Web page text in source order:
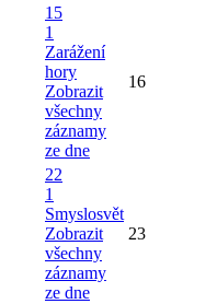
15
1
Zarážení
hory
Zobrazit
všechny
záznamy
ze dne
16
22
1
Smyslosvět
Zobrazit
všechny
záznamy
ze dne
23